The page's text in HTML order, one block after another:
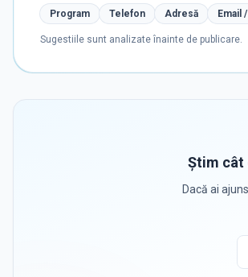
Program Telefon Adresă Email
Sugestiile sunt analizate înainte de publicare.
Știm cât
Dacă ai